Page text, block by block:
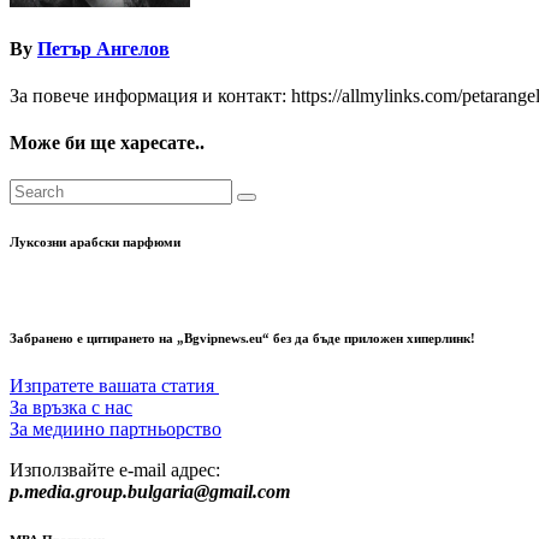
By Петър Ангелов
За повече информация и контакт: https://allmylinks.com/
Може би ще харесате..
Луксозни арабски парфюми
Забранено е цитирането на „Bgvipnews.eu“ без да бъде приложен хиперлинк!
Изпратете вашата статия
За връзка с нас
За медиино партньорство
Използвайте e-mail адрес:
p.media.group.bulgaria@gmail.com